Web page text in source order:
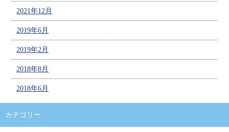
2021年12月
2019年6月
2019年2月
2018年8月
2018年6月
カテゴリー